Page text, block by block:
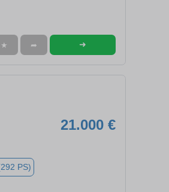
★ ➦ ➜
21.000 €
PS)